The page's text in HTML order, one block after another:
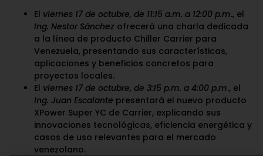
El viernes 17 de octubre, de 11:15 a.m. a 12:00 p.m., el
Ing. Nestor Sánchez ofrecerá una charla dedicada
a la línea de producto Chiller Carrier para
Venezuela, presentando sus características,
aplicaciones y beneficios concretos para
proyectos locales.
El viernes 17 de octubre, de 3:15 p.m. a 4:00 p.m., el
Ing. Juan Escalante presentará el nuevo producto
XPower Super YC de Carrier, explicando sus
innovaciones tecnológicas, eficiencia energética y
casos de uso relevantes para el mercado
venezolano.